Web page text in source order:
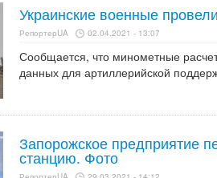
Украинские военные
РепортерUA 02.04.2021 - 13:07
Сообщается, что минометные
данных для артиллерийской
Запорожское предприятие
станцию. Фото